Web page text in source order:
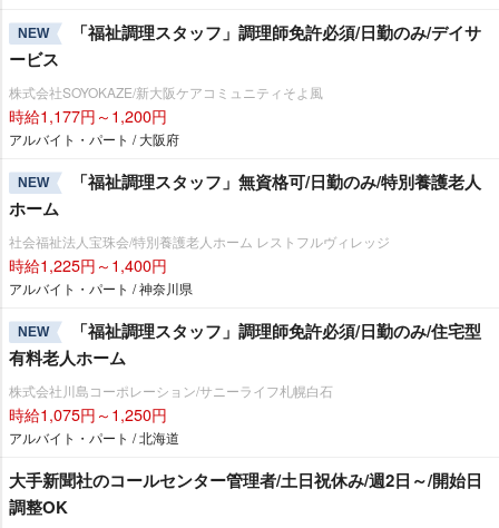
NEW
「福祉調理スタッフ」調理師免許必須/日勤のみ/デイサ
ービス
株式会社SOYOKAZE/新大阪ケアコミュニティそよ風
時給1,177円～1,200円
アルバイト・パート / 大阪府
NEW
「福祉調理スタッフ」無資格可/日勤のみ/特別養護老人
ホーム
社会福祉法人宝珠会/特別養護老人ホーム レストフルヴィレッジ
時給1,225円～1,400円
アルバイト・パート / 神奈川県
NEW
「福祉調理スタッフ」調理師免許必須/日勤のみ/住宅型
有料老人ホーム
株式会社川島コーポレーション/サニーライフ札幌白石
時給1,075円～1,250円
アルバイト・パート / 北海道
大手新聞社のコールセンター管理者/土日祝休み/週2日～/開始日
調整OK